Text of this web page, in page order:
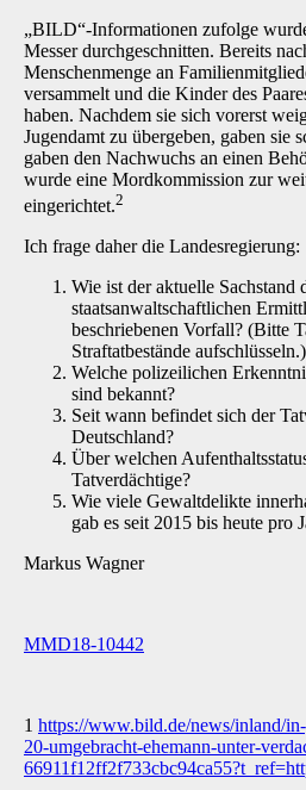
„BILD“-Informationen zufolge
Messer durchgeschnitten. Bereits
Menschenmenge an
versammelt und die Kinder des
haben. Nachdem sie sich vorerst
Jugendamt zu übergeben, gaben sie
gaben den Nachwuchs an einen
wurde eine Mordkommission zur
eingerichtet.2
Ich frage daher die Landesregierung:
Wie ist der aktuelle Sachstand
staatsanwaltschaftlichen
beschriebenen Vorfall? (Bitte
Straftatbestände aufschlüsseln.)
Welche polizeilichen
sind bekannt?
Seit wann befindet sich der
Deutschland?
Über welchen
Tatverdächtige?
Wie viele Gewaltdelikte
gab es seit 2015 bis heute pro
Markus Wagner
MMD18-10442
1 https://www.bild.de/news/inland/
20-umgebracht-ehemann-unter-